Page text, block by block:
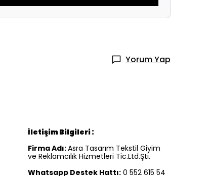
Yorum Yap
İletişim Bilgileri :
Firma Adı:Asra Tasarım Tekstil Giyim
ve Reklamcılık Hizmetleri Tic.Ltd.Şti.
Whatsapp Destek Hattı: 0 552 615 54